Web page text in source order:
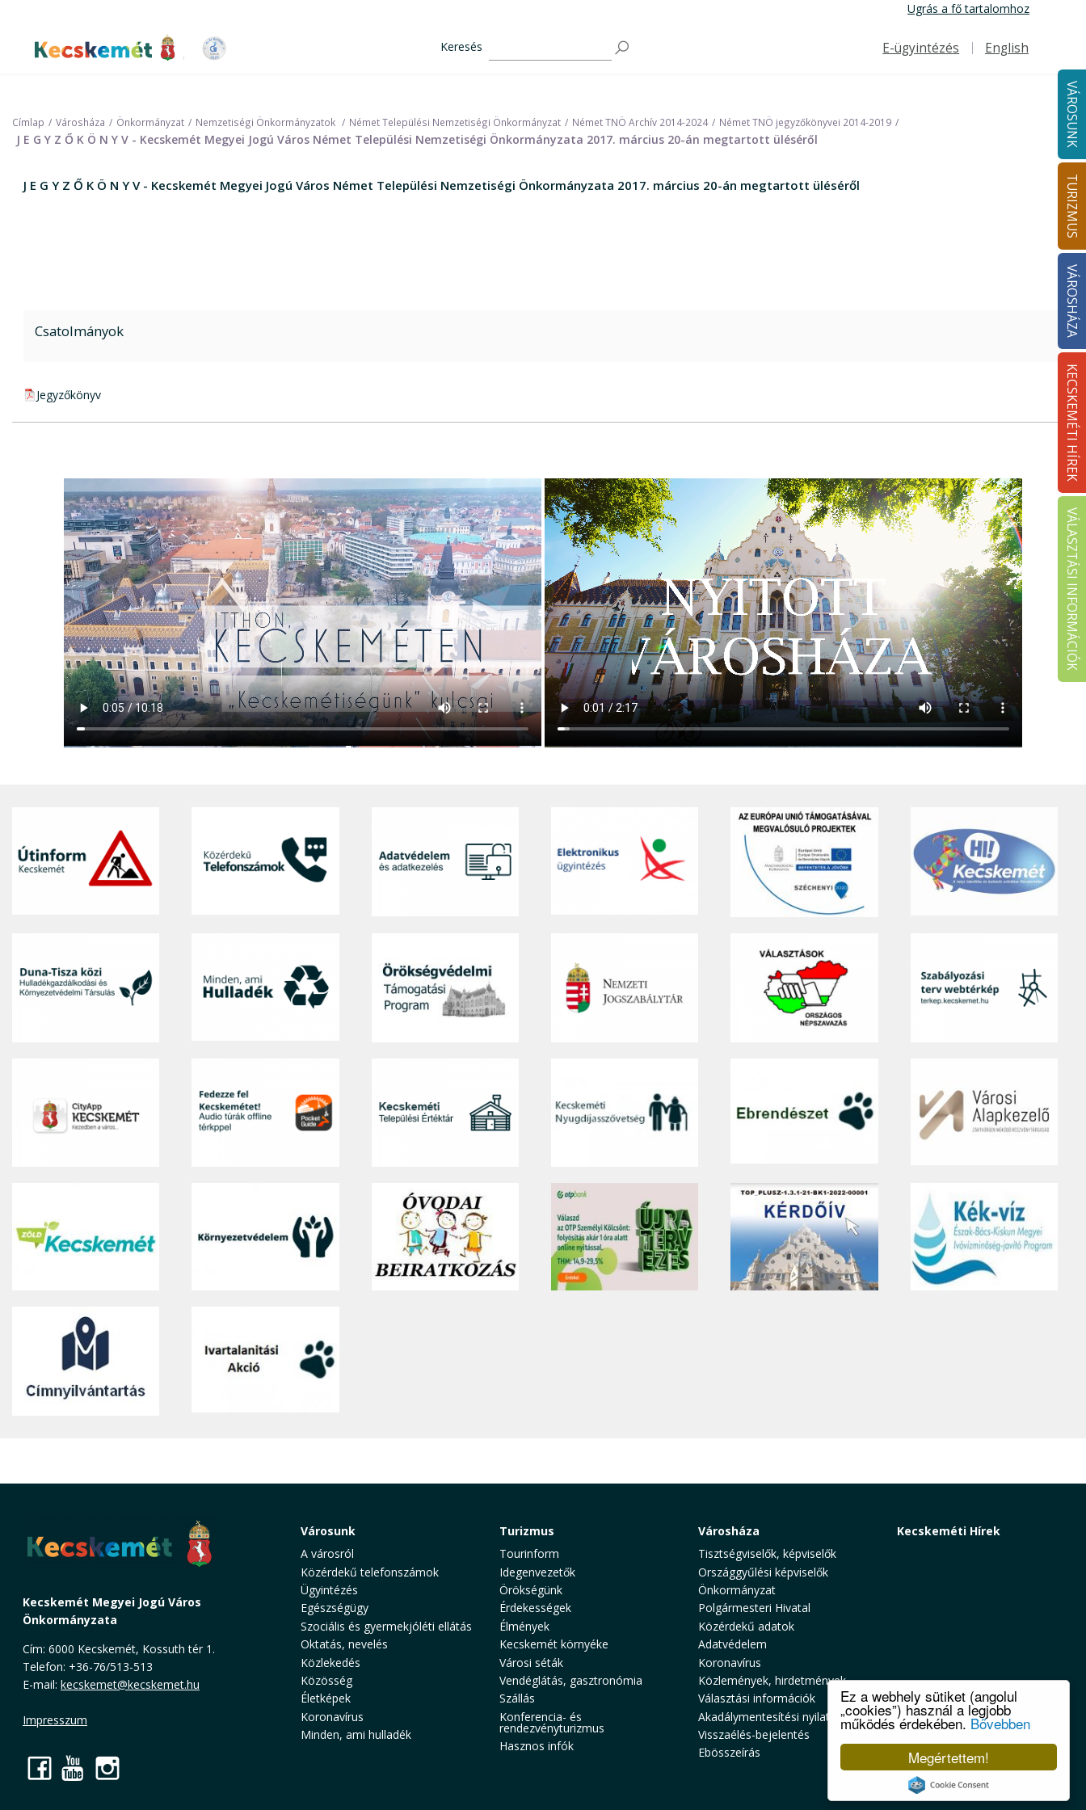
Megértettem!
Ez a webhely sütiket (angolul
„cookies”) használ a legjobb
működés érdekében. Bővebben
Cookie Consent plugin for the EU cookie law
tartalomra
Ugrás a fő tartalomhoz
Kecskemét Város Honlapja
Keresés
Felső navigáció
E-ügyintézés English
VÁROSUNK
TURIZMUS
VÁROSHÁZA
KECSKEMÉTI HÍREK
VÁLASZTÁSI INFORMÁCIÓK
Címlap Városháza Önkormányzat Nemzetiségi Önkormányzatok Német Települési Nemzetiségi Önkormányzat Német TNÖ Archív 2014-2024 Német TNÖ jegyzőkönyvei 2014-2019
J E G Y Z Ő K Ö N Y V - Kecskemét Megyei Jogú Város Német Települési Nemzetiségi Önkormányzata 2017. március 20-án megtartott üléséről
J E G Y Z Ő K Ö N Y V - Kecskemét Megyei Jogú Város Német Települési Nemzetiségi Önkormányzata 2017. március 20-án megtartott üléséről
Csatolmányok
pdf csatolmány:
Jegyzőkönyv
Kecskemét Megyei Jogú Város
Önkormányzata
Cím: 6000 Kecskemét, Kossuth tér 1.
Telefon: +36-76/513-513
E-mail: kecskemet@kecskemet.hu
Impresszum
Facebook
YouTube
Városunk
A városról
Közérdekű telefonszámok
Ügyintézés
Egészségügy
Szociális és gyermekjóléti ellátás
Oktatás, nevelés
Közlekedés
Közösség
Életképek
Koronavírus
Minden, ami hulladék
Turizmus
Tourinform
Idegenvezetők
Örökségünk
Érdekességek
Élmények
Kecskemét környéke
Városi séták
Vendéglátás, gasztronómia
Szállás
Konferencia- és
rendezvényturizmus
Hasznos infók
Városháza
Tisztségviselők, képviselők
Országgyűlési képviselők
Önkormányzat
Polgármesteri Hivatal
Közérdekű adatok
Adatvédelem
Koronavírus
Közlemények, hirdetmények
Választási információk
Akadálymentesítési nyilatkozat
Visszaélés-bejelentés
Ebösszeírás
Kecskeméti Hírek